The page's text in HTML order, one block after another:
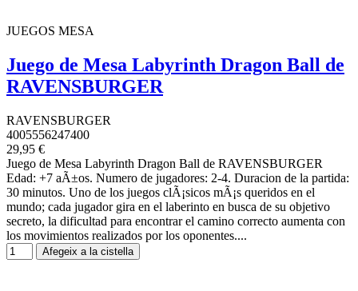
JUEGOS MESA
Juego de Mesa Labyrinth Dragon Ball de
RAVENSBURGER
RAVENSBURGER
4005556247400
29,95 €
Juego de Mesa Labyrinth Dragon Ball de RAVENSBURGER
Edad: +7 aÃ±os. Numero de jugadores: 2-4. Duracion de la partida:
30 minutos. Uno de los juegos clÃ¡sicos mÃ¡s queridos en el
mundo; cada jugador gira en el laberinto en busca de su objetivo
secreto, la dificultad para encontrar el camino correcto aumenta con
los movimientos realizados por los oponentes....
Afegeix a la cistella